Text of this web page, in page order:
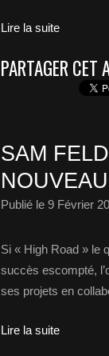
Lire la suite
PARTAGER CET
SAM
Publié le 9 Février
Si « High Road » le
succès escompté,
ses projets en
Lire la suite